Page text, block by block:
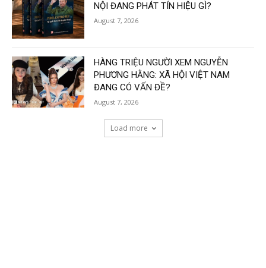
NỘI ĐANG PHÁT TÍN HIỆU GÌ?
August 7, 2026
HÀNG TRIỆU NGƯỜI XEM NGUYỄN
PHƯƠNG HẰNG: XÃ HỘI VIỆT NAM
ĐANG CÓ VẤN ĐỀ?
August 7, 2026
Load more